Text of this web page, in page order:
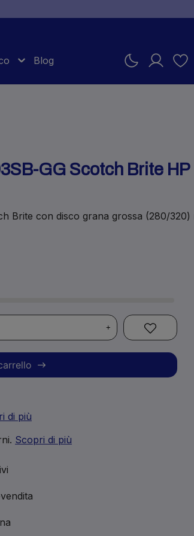
Blog
GG Scotch Brite HP
Brite con disco grana grossa (280/320)
+
di più
Scopri di più